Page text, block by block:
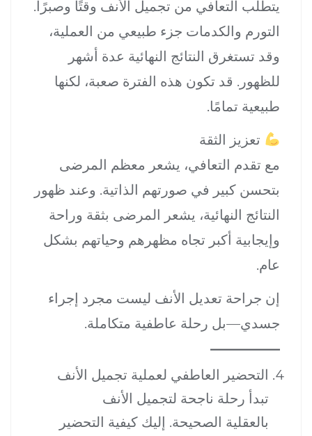
يتطلب التعافي من تجميل الأنف وقتًا وصبرًا.
التورم والكدمات جزء طبيعي من العملية،
وقد تستغرق النتائج النهائية عدة أشهر
للظهور. قد تكون هذه الفترة صعبة، لكنها
طبيعية تمامًا.
تعزيز الثقة
مع تقدم التعافي، يشعر معظم المرضى
بتحسن كبير في صورتهم الذاتية. وعند ظهور
النتائج النهائية، يشعر المرضى بثقة وراحة
وإيجابية أكبر تجاه مظهرهم وحياتهم بشكل
عام.
إن جراحة تعديل الأنف ليست مجرد إجراء
جسدي—بل رحلة عاطفية متكاملة.
التحضير العاطفي لعملية تجميل الأنف
تبدأ رحلة ناجحة لتجميل الأنف
بالعقلية الصحيحة. إليك كيفية التحضير